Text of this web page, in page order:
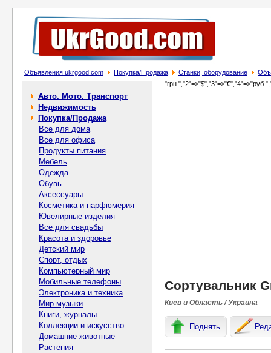
Объявления ukrgood.com Покупка/Продажа Станки, оборудование
Авто. Мото. Транспорт
Недвижимость
Покупка/Продажа
Все для дома
Все для офиса
Продукты питания
Мебель
Одежда
Обувь
Аксессуары
Косметика и парфюмерия
Ювелирные изделия
Все для свадьбы
Красота и здоровье
Детский мир
Спорт, отдых
Компьютерный мир
Мобильные телефоны
Электроника и техника
Мир музыки
Книги, журналы
Коллекции и искусство
Домашние животные
Растения
Сортувальник
Киев и Область / Украина
Поднять